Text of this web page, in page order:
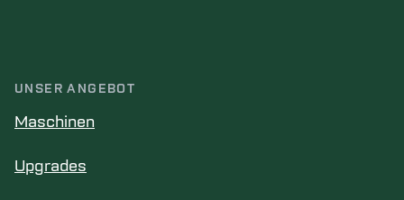
UNSER ANGEBOT
Maschinen
Upgrades